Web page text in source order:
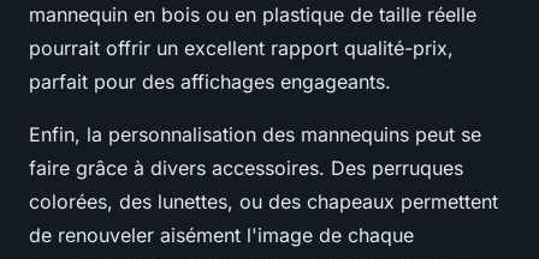
mannequin en bois ou en plastique de taille réelle
pourrait offrir un excellent rapport qualité-prix,
parfait pour des affichages engageants.
Enfin, la personnalisation des mannequins peut se
faire grâce à divers accessoires. Des perruques
colorées, des lunettes, ou des chapeaux permettent
de renouveler aisément l'image de chaque